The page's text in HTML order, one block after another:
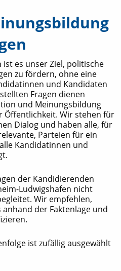
es unser Ziel, politische
zu fördern, ohne eine
und Kandidaten
Fragen dienen
und Meinungsbildung
Öffentlichkeit. Wir stehen für
Dialog und haben alle, für
Parteien für ein
Kandidatinnen und
der Kandidierenden
Ludwigshafen nicht
Wir empfehlen,
der Faktenlage und
ist zufällig ausgewählt